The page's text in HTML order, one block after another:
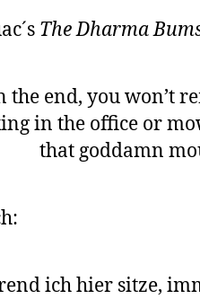
The Dharma
the end, you won’t
in the office or
that goddamn
ich hier sitze,